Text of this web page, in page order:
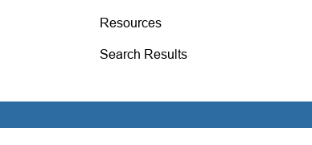
Resources
Search Results